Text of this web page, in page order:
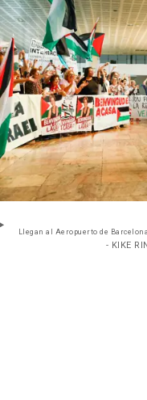
Llegan al Aeropuerto de
- KIKE